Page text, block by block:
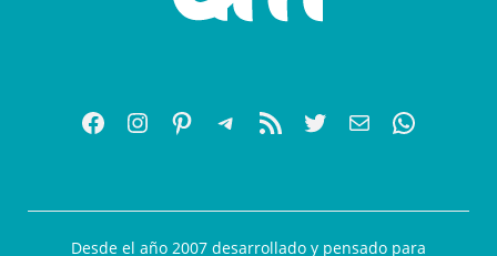
Desde el año 2007 desarrollado y pensado para